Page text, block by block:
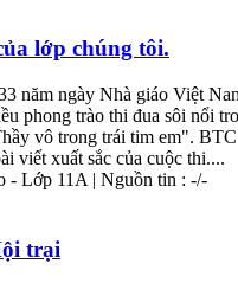
lớp chúng tôi.
năm ngày Nhà giáo Việt
phong trào thi đua sôi nổi
vô trong trái tim em".
viết xuất sắc của cuộc thi....
- Lớp 11A | Nguồn tin : -/-
trại